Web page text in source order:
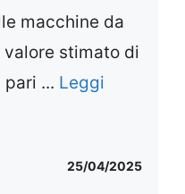
macchine da
stimato di
... Leggi
25/04/2025